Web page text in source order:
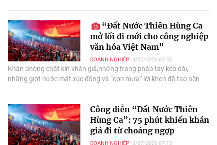
“Đất Nước Thiên Hùng Ca
mở lối đi mới cho công nghiệp
văn hóa Việt Nam”
DOANH NGHIỆP14/07/2026 07:53
Khán phòng chật kín khán giả,những tràng pháo tay kéo dài,
những giọt nước mắt xúc động và “cơn mưa” lời khen đã tạo nên
Công diễn “Đất Nước Thiên
Hùng Ca”: 75 phút khiến khán
giả đi từ choáng ngợp
DOANH NGHIỆP12/07/2026 07:15